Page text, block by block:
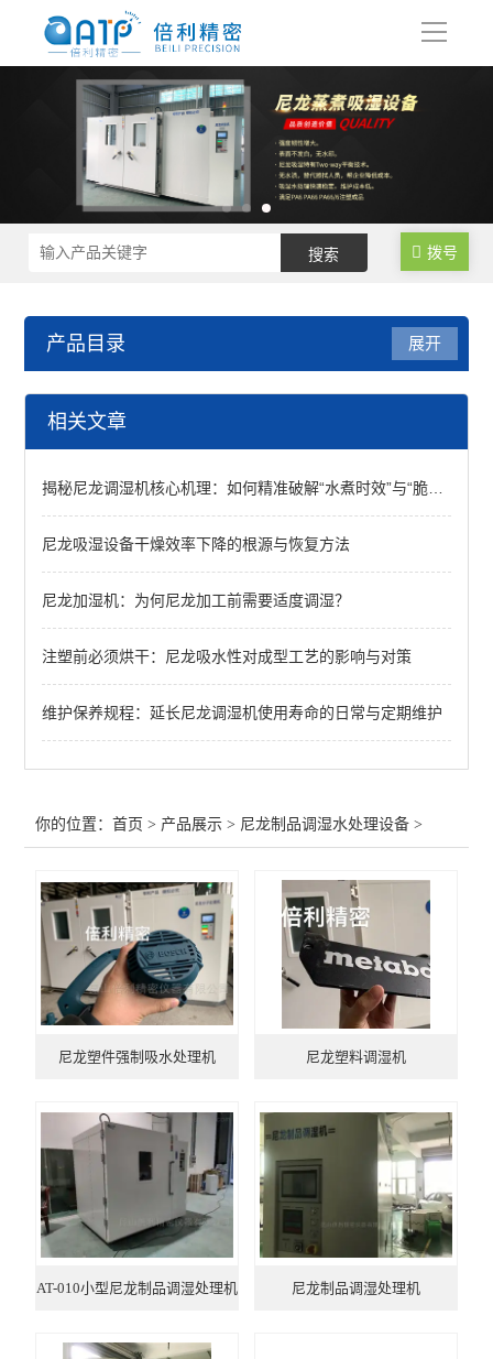
导
拨号
产品目录
尼龙制品调湿水处理设备
尼龙制品调湿机
PA改性软化处理法
PA6/66蒸煮增湿设备
展开
相关文章
揭秘尼龙调湿机核心机理：如何精准破解“水煮时效”与“脆断”难题？
尼龙吸湿设备干燥效率下降的根源与恢复方法
尼龙加湿机：为何尼龙加工前需要适度调湿？
注塑前必须烘干：尼龙吸水性对成型工艺的影响与对策
维护保养规程：延长尼龙调湿机使用寿命的日常与定期维护
你的位置：首页 > 产品展示 > 尼龙制品调湿水处理设备 >
尼龙塑件强制吸水处理机 尼龙塑料调湿机
AT-010小型尼龙制品调湿处理机 尼龙制品调湿处理机